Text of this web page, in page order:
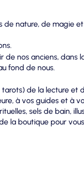
nature, de magie et
nos anciens, dans
fond de nous.
de la lecture et
à vos guides et à
sels de bain,
la boutique pour